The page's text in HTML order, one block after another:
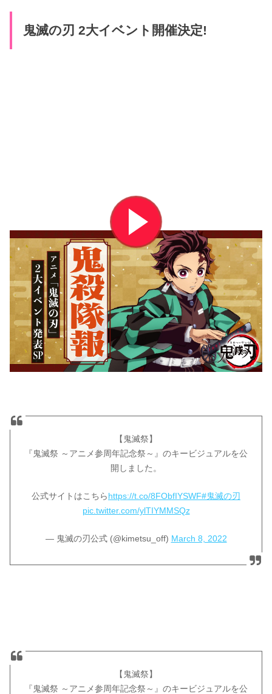
鬼滅の刃 2大イベント開催決定!
【鬼滅祭】
『鬼滅祭 ～アニメ参周年記念祭～』のキービジュアルを公
開しました。
公式サイトはこちらhttps://t.co/8FObfIYSWF#鬼滅の刃
pic.twitter.com/ylTIYMMSQz
— 鬼滅の刃公式 (@kimetsu_off) March 8, 2022
【鬼滅祭】
『鬼滅祭 ～アニメ参周年記念祭～』のキービジュアルを公